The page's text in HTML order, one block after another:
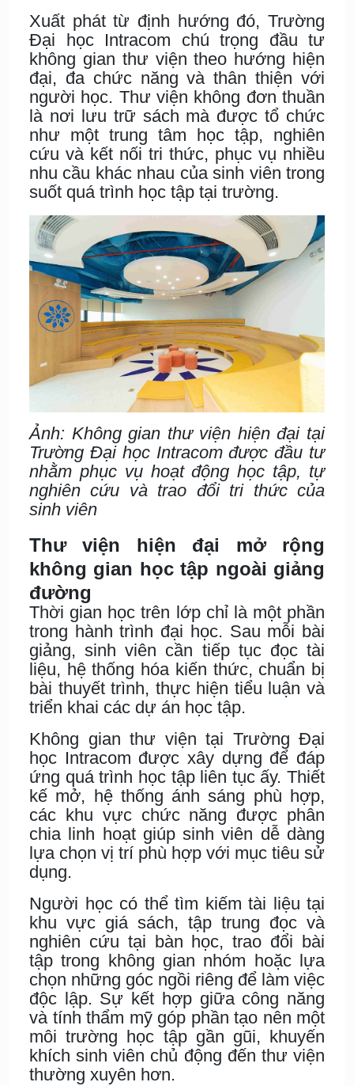
Xuất phát từ định hướng đó, Trường
Đại học Intracom chú trọng đầu tư
không gian thư viện theo hướng hiện
đại, đa chức năng và thân thiện với
người học. Thư viện không đơn thuần
là nơi lưu trữ sách mà được tổ chức
như một trung tâm học tập, nghiên
cứu và kết nối tri thức, phục vụ nhiều
nhu cầu khác nhau của sinh viên trong
suốt quá trình học tập tại trường.
Ảnh: Không gian thư viện hiện đại tại
Trường Đại học Intracom được đầu tư
nhằm phục vụ hoạt động học tập, tự
nghiên cứu và trao đổi tri thức của
sinh viên
Thư viện hiện đại mở rộng
không gian học tập ngoài giảng
đường
Thời gian học trên lớp chỉ là một phần
trong hành trình đại học. Sau mỗi bài
giảng, sinh viên cần tiếp tục đọc tài
liệu, hệ thống hóa kiến thức, chuẩn bị
bài thuyết trình, thực hiện tiểu luận và
triển khai các dự án học tập.
Không gian thư viện tại Trường Đại
học Intracom được xây dựng để đáp
ứng quá trình học tập liên tục ấy. Thiết
kế mở, hệ thống ánh sáng phù hợp,
các khu vực chức năng được phân
chia linh hoạt giúp sinh viên dễ dàng
lựa chọn vị trí phù hợp với mục tiêu sử
dụng.
Người học có thể tìm kiếm tài liệu tại
khu vực giá sách, tập trung đọc và
nghiên cứu tại bàn học, trao đổi bài
tập trong không gian nhóm hoặc lựa
chọn những góc ngồi riêng để làm việc
độc lập. Sự kết hợp giữa công năng
và tính thẩm mỹ góp phần tạo nên một
môi trường học tập gần gũi, khuyến
khích sinh viên chủ động đến thư viện
thường xuyên hơn.